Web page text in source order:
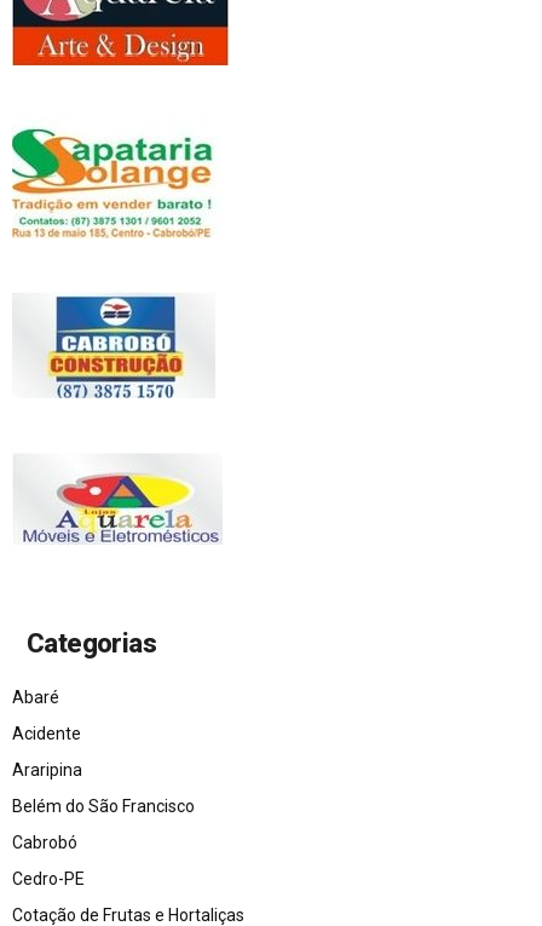
Categorias
Abaré
Acidente
Araripina
Belém do São Francisco
Cabrobó
Cedro-PE
Cotação de Frutas e Hortaliças